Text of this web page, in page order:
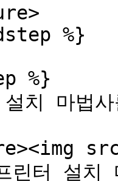
%}
%}
설치 마법
린터 설